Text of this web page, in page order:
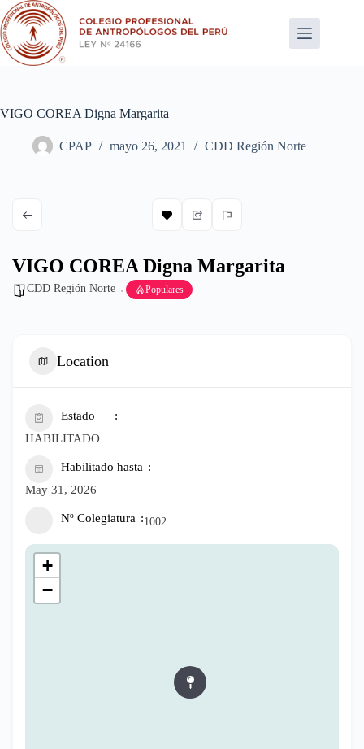
Saltar
al
contenido
VIGO COREA Digna Margarita
CPAP mayo 26, 2021 CDD Región Norte
VIGO COREA Digna Margarita
CDD Región Norte Populares
Location
Estado
HABILITADO
Habilitado hasta
May 31, 2026
Nº Colegiatura 1002
+
−